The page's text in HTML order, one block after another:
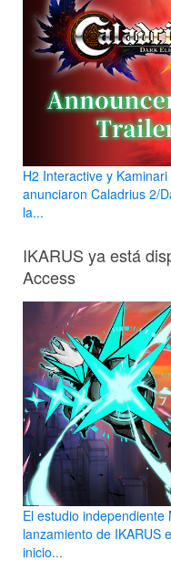
H2 Interactive y
anunciaron Caladrius 2/
la...
IKARUS ya está
Access
El estudio
lanzamiento de IKARUS
inicio...